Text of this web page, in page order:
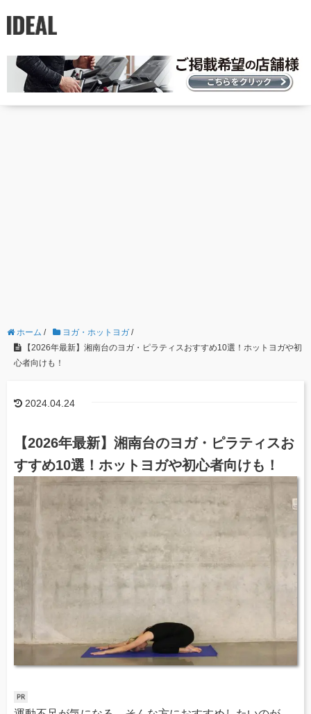
ホーム / ヨガ・ホットヨガ /
【2026年最新】湘南台のヨガ・ピラティスおすすめ10選！ホットヨガや初
心者向けも！
2024.04.24
【2026年最新】湘南台のヨガ・ピラティスお
すすめ10選！ホットヨガや初心者向けも！